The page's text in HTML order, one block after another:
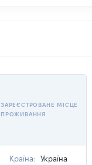
ЗАРЕЄСТРОВАНЕ МІСЦЕ
ПРОЖИВАННЯ
Країна:
Україна